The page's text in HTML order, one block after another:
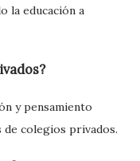
la educación a
y pensamiento
colegios privados.